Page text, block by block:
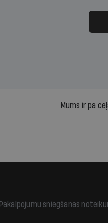
samaksāt augstos
kas jāpārskaita jau trīs
pirms nākamās sapulces
Mums ir pa
Pakalpojumu sniegšanas